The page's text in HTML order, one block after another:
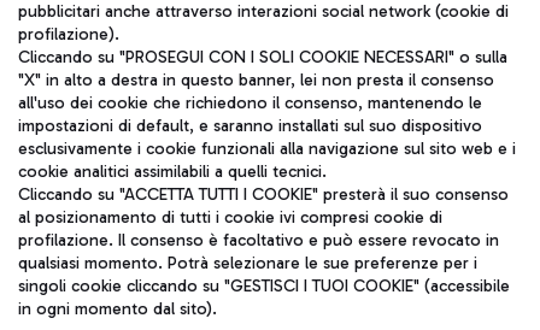
Aeroporti di Roma S.p.A. - Società soggetta a direzione e
coordinamento di Mundys S.p.A.
Codice fiscale e Registro delle Imprese di Roma 13032990155 P.
IVA 06572251004
Capitale sociale 62.224.743,00 int. vers.
Sede legale: Via Pier Paolo Racchetti 1 - 00054 Fiumicino (RM)
telefono +39 06 65951
pubblicitari anche attraverso interazioni social network (cookie di
profilazione).
Cliccando su "PROSEGUI CON I SOLI COOKIE NECESSARI" o sulla
"X" in alto a destra in questo banner, lei non presta il consenso
all'uso dei cookie che richiedono il consenso, mantenendo le
impostazioni di default, e saranno installati sul suo dispositivo
esclusivamente i cookie funzionali alla navigazione sul sito web e i
cookie analitici assimilabili a quelli tecnici.
Cliccando su "ACCETTA TUTTI I COOKIE" presterà il suo consenso
al posizionamento di tutti i cookie ivi compresi cookie di
profilazione. Il consenso è facoltativo e può essere revocato in
qualsiasi momento. Potrà selezionare le sue preferenze per i
singoli cookie cliccando su "GESTISCI I TUOI COOKIE" (accessibile
in ogni momento dal sito).